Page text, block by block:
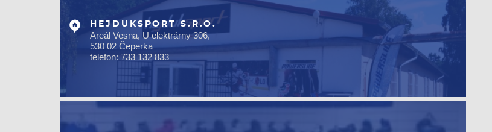
HEJDUKSPORT S.R.O.
Areál Vesna, U elektrárny 306,
530 02 Čeperka
telefon: 733 132 833